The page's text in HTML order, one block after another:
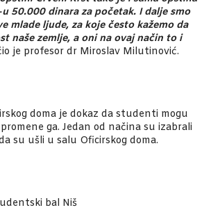
50.000 dinara za početak. I dalje smo
mlade ljude, za koje često kažemo da
naše zemlje, a oni na ovaj način to i
je profesor dr Miroslav Milutinović.
doma je dokaz da studenti mogu
ga. Jedan od načina su izabrali
su ušli u salu Oficirskog doma.